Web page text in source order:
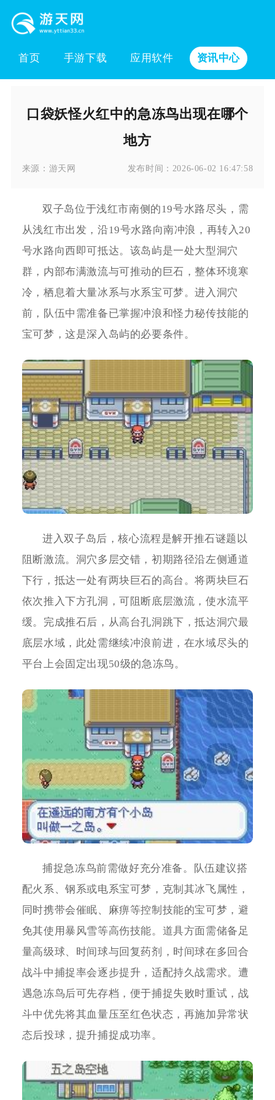
首页 手游下载 应用软件 资讯中心
口袋妖怪火红中的急冻鸟出现在哪个
地方
来源： 游天网 发布时间： 2026-06-02 16:47:58
双子岛位于浅红市南侧的19号水路尽头，需
从浅红市出发，沿19号水路向南冲浪，再转入20
号水路向西即可抵达。该岛屿是一处大型洞穴
群，内部布满激流与可推动的巨石，整体环境寒
冷，栖息着大量冰系与水系宝可梦。进入洞穴
前，队伍中需准备已掌握冲浪和怪力秘传技能的
宝可梦，这是深入岛屿的必要条件。
进入双子岛后，核心流程是解开推石谜题以
阻断激流。洞穴多层交错，初期路径沿左侧通道
下行，抵达一处有两块巨石的高台。将两块巨石
依次推入下方孔洞，可阻断底层激流，使水流平
缓。完成推石后，从高台孔洞跳下，抵达洞穴最
底层水域，此处需继续冲浪前进，在水域尽头的
平台上会固定出现50级的急冻鸟。
捕捉急冻鸟前需做好充分准备。队伍建议搭
配火系、钢系或电系宝可梦，克制其冰飞属性，
同时携带会催眠、麻痹等控制技能的宝可梦，避
免其使用暴风雪等高伤技能。道具方面需储备足
量高级球、时间球与回复药剂，时间球在多回合
战斗中捕捉率会逐步提升，适配持久战需求。遭
遇急冻鸟后可先存档，便于捕捉失败时重试，战
斗中优先将其血量压至红色状态，再施加异常状
态后投球，提升捕捉成功率。